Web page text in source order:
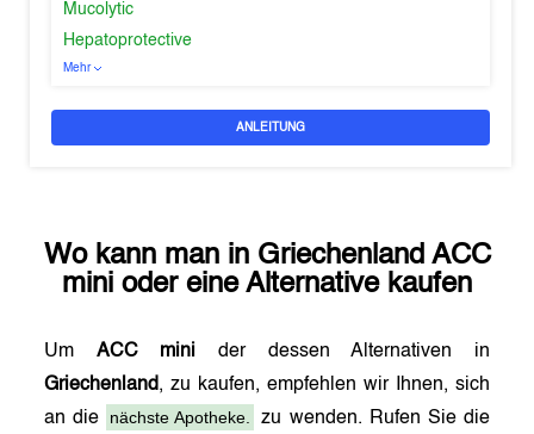
Mucolytic
Hepatoprotective
Mehr
ANLEITUNG
Wo kann man in Griechenland ACC
mini oder eine Alternative kaufen
Um ACC mini der dessen Alternativen in
Griechenland, zu kaufen, empfehlen wir Ihnen, sich
an die
nächste Apotheke. zu wenden. Rufen Sie die